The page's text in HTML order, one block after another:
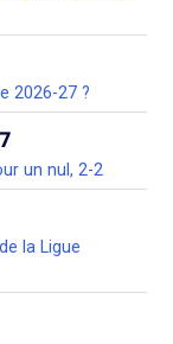
2026-27 ?
un nul, 2-2
la Ligue